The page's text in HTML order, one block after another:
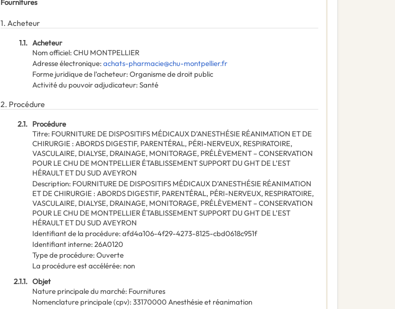
Fournitures
1. Acheteur
1.1. Acheteur
Nom officiel: CHU MONTPELLIER
Adresse électronique: achats-pharmacie@chu-montpellier.fr
Forme juridique de l’acheteur: Organisme de droit public
Activité du pouvoir adjudicateur: Santé
2. Procédure
2.1. Procédure
Titre: FOURNITURE DE DISPOSITIFS MÉDICAUX D’ANESTHÉSIE RÉANIMATION ET DE
CHIRURGIE : ABORDS DIGESTIF, PARENTÉRAL, PÉRI-NERVEUX, RESPIRATOIRE,
VASCULAIRE, DIALYSE, DRAINAGE, MONITORAGE, PRÉLÈVEMENT – CONSERVATION
POUR LE CHU DE MONTPELLIER ÉTABLISSEMENT SUPPORT DU GHT DE L’EST
HÉRAULT ET DU SUD AVEYRON
Description: FOURNITURE DE DISPOSITIFS MÉDICAUX D’ANESTHÉSIE RÉANIMATION
ET DE CHIRURGIE : ABORDS DIGESTIF, PARENTÉRAL, PÉRI-NERVEUX, RESPIRATOIRE,
VASCULAIRE, DIALYSE, DRAINAGE, MONITORAGE, PRÉLÈVEMENT – CONSERVATION
POUR LE CHU DE MONTPELLIER ÉTABLISSEMENT SUPPORT DU GHT DE L’EST
HÉRAULT ET DU SUD AVEYRON
Identifiant de la procédure: afd4a106-4f29-4273-8125-cbd0618c951f
Identifiant interne: 26A0120
Type de procédure: Ouverte
La procédure est accélérée: non
2.1.1. Objet
Nature principale du marché: Fournitures
Nomenclature principale(cpv): 33170000 Anesthésie et réanimation